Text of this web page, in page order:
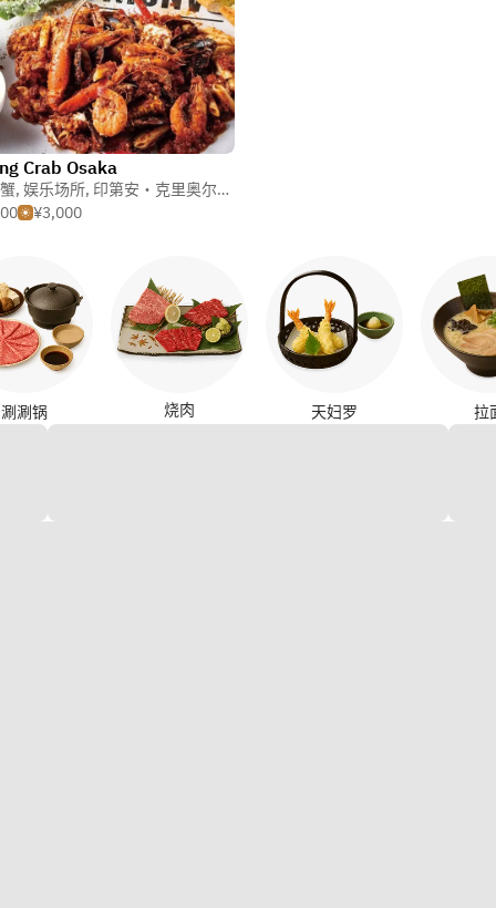
Crab Osaka
, 娱乐场所, 印第安・克里奥尔・加勒比料理
¥3,000
涮涮锅 烧肉 天妇罗 拉